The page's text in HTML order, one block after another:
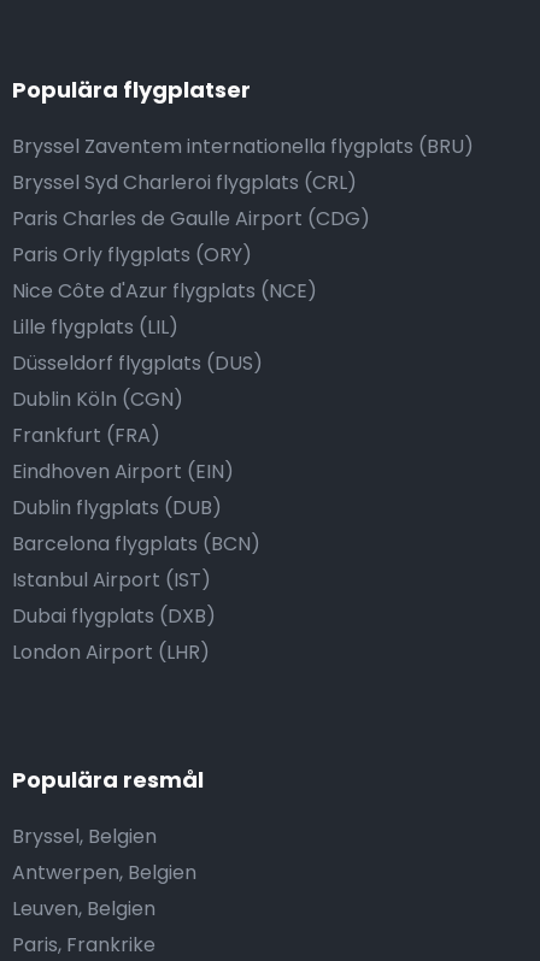
Populära flygplatser
Bryssel Zaventem internationella flygplats (BRU)
Bryssel Syd Charleroi flygplats (CRL)
Paris Charles de Gaulle Airport (CDG)
Paris Orly flygplats (ORY)
Nice Côte d'Azur flygplats (NCE)
Lille flygplats (LIL)
Düsseldorf flygplats (DUS)
Dublin Köln (CGN)
Frankfurt (FRA)
Eindhoven Airport (EIN)
Dublin flygplats (DUB)
Barcelona flygplats (BCN)
Istanbul Airport (IST)
Dubai flygplats (DXB)
London Airport (LHR)
Populära resmål
Bryssel, Belgien
Antwerpen, Belgien
Leuven, Belgien
Paris, Frankrike